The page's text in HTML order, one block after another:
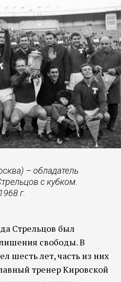
– обладатель
с кубком.
1968 г.
Стрельцов был
свободы. В
шесть лет, часть из них
тренер Кировской